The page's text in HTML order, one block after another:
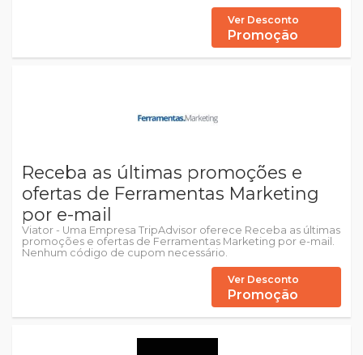
Ver Desconto
Promoção
Receba as últimas promoções e
ofertas de Ferramentas Marketing
por e-mail
Viator - Uma Empresa TripAdvisor oferece Receba as últimas
promoções e ofertas de Ferramentas Marketing por e-mail.
Nenhum código de cupom necessário.
Ver Desconto
Promoção